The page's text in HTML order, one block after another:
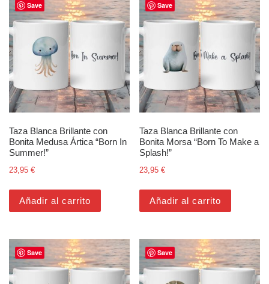
Save
Taza Blanca Brillante con
Bonita Medusa Ártica “Born In
Summer!”
23,95 €
Añadir al carrito
Save
Taza Blanca Brillante con
Bonita Morsa “Born To Make a
Splash!”
23,95€
Añadir al carrito
Save Save